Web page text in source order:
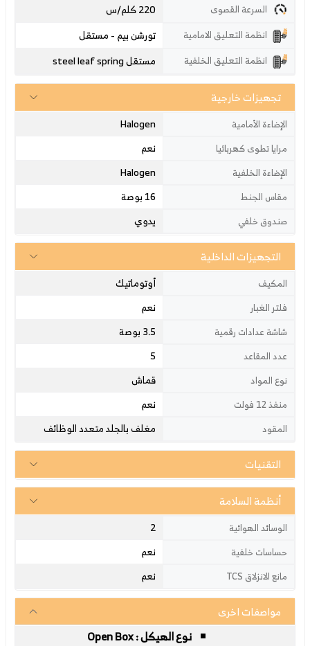
السرعة القصوى 220كلم/س
انظمة التعليق الامامية تورشن بيم - مستقل
انظمة التعليق الخلفية مستقل steel leaf spring
تجهيزات خارجية
الإضاءة الأمامية Halogen
مرايا تطوى كهربائيا نعم
الإضاءة الخلفية Halogen
مقاس الجنط 16 بوصة
صندوق خلفي يدوي
التجهيزات الداخلية
المكيف أوتوماتيك
فلتر الغبار نعم
شاشة عدادات رقمية 3.5 بوصة
عدد المقاعد 5
نوع المواد قماش
منفذ 12 فولت نعم
المقود مغلف بالجلد متعدد الوظائف
التقنيات
أنظمة السلامة
الوسائد الهوائية 2
حساسات خلفية نعم
مانع الانزلاق TCS نعم
مواصفات اخرى
نوع الهيكل : Open Box